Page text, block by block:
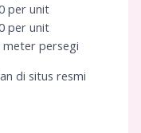
per unit
per unit
meter persegi
di situs resmi